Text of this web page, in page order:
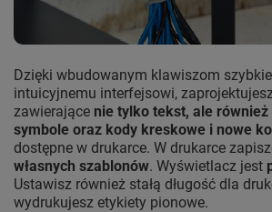
Dzięki wbudowanym klawiszom
intuicyjnemu interfejsowi,
zawierające nie tylko tekst, ale
symbole oraz kody kreskowe i nowe
dostępne w drukarce. W drukarce
własnych szablonów. Wyświetlacz jest
Ustawisz również stałą długość dla
wydrukujesz etykiety pionowe.